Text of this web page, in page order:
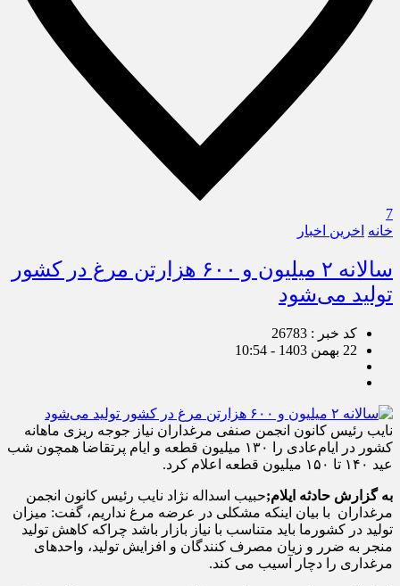
7
خانه اخرین اخبار
سالانه ۲ میلیون و ۶۰۰ هزارتن مرغ در کشور
تولید می‌شود
کد خبر : 26783
22 بهمن 1403 - 10:54
نایب رئیس کانون انجمن صنفی مرغداران نیاز جوجه ریزی ماهانه
کشور در ایام‌عادی را ۱۳۰ میلیون قطعه و ایام پرتقاضا همچون شب
عید ۱۴۰ تا ۱۵۰ میلیون قطعه اعلام کرد.
به گزارش حادثه ایلام;حبیب اسداله نژاد نایب رئیس کانون انجمن
مرغداران با بیان اینکه مشکلی در عرضه مرغ نداریم، گفت: میزان
تولید در کشورما باید متناسب با نیاز بازار باشد چراکه کاهش تولید
منجر به ضرر و زیان مصرف کنندگان و افزایش تولید، واحدهای
مرغداری را دچار آسیب می کند.